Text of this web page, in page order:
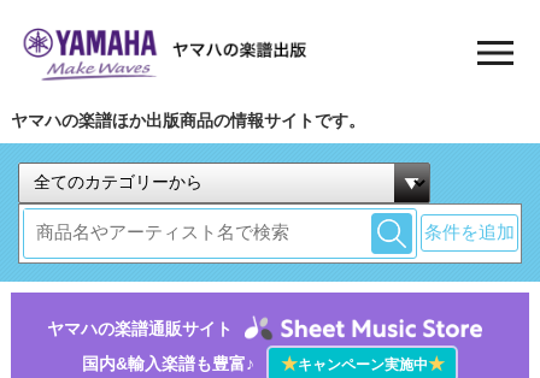
ヤマハの楽譜ほか出版商品の情報サイトです。
条件を追加
ヤマハの楽譜通販サイト
国内&輸入楽譜も豊富♪
★キャンペーン実施中★